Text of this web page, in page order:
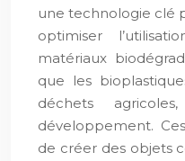
une technologie clé
optimiser
matériaux
que les
déchets
développement.
de créer des objets